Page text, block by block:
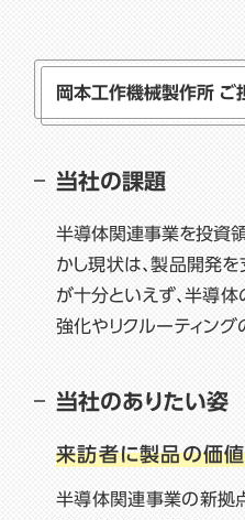
岡本工作機械製作所 ご
当社の課題
半導体関連事業を投資
かし現状は、製品開発
が十分といえず、半導
強化やリクルーティング
当社のありたい姿
来訪者に製品の価値
半導体関連事業の新拠